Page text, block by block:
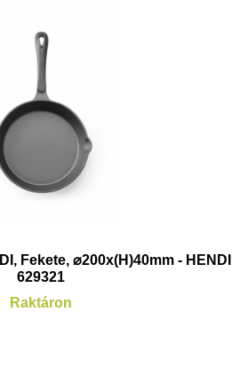
Fekete, ⌀200x(H)40mm - HENDI
629321
Raktáron